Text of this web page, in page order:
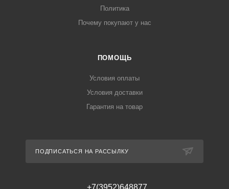
Политика
Почему покупают у нас
ПОМОЩЬ
Условия оплаты
Условия доставки
Гарантия на товар
ПОДПИСАТЬСЯ НА РАССЫЛКУ
+7(3952)648877